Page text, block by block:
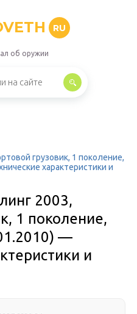
RU
об оружии
грузовик, 1 поколение,
характеристики и
2003,
1 поколение,
—
и